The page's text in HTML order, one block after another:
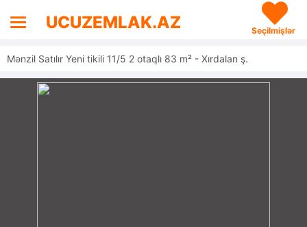
UCUZEMLAK.AZ Seçilmişlər
Mənzil Satılır Yeni tikili 11/5 2 otaqlı 83 m² - Xırdalan ş.